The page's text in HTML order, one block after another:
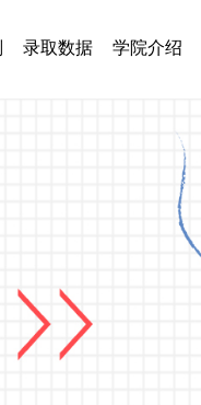
录取数据 学院介绍